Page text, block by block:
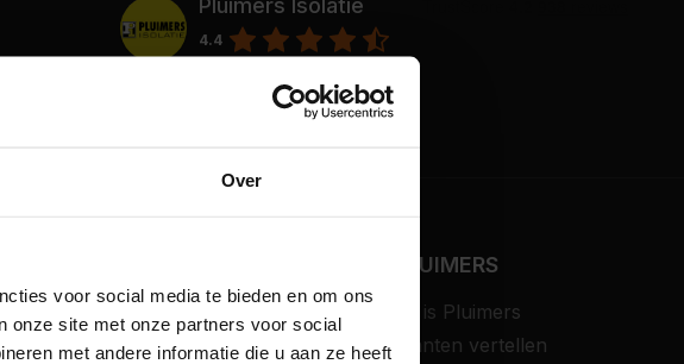
Over
voor social media te bieden en om ons
onze site met onze partners voor social
met andere informatie die u aan ze heeft
Pluimers Isolatie
4.4
Powered byGoogle
Nij Begun
PLUIMERS
Dit is Pluimers
Klanten vertellen